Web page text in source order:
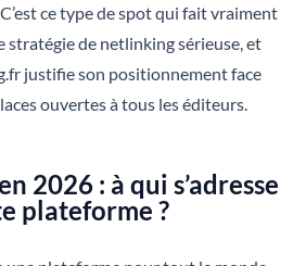
ce type de spot qui fait vraiment
stratégie de netlinking sérieuse, et
justifie son positionnement face
ouvertes à tous les éditeurs.
2026 : à qui s’adresse
plateforme ?